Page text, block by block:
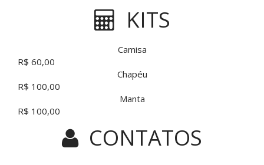
KITS
Camisa
R$ 60,00
Chapéu
R$ 100,00
Manta
R$ 100,00
CONTATOS